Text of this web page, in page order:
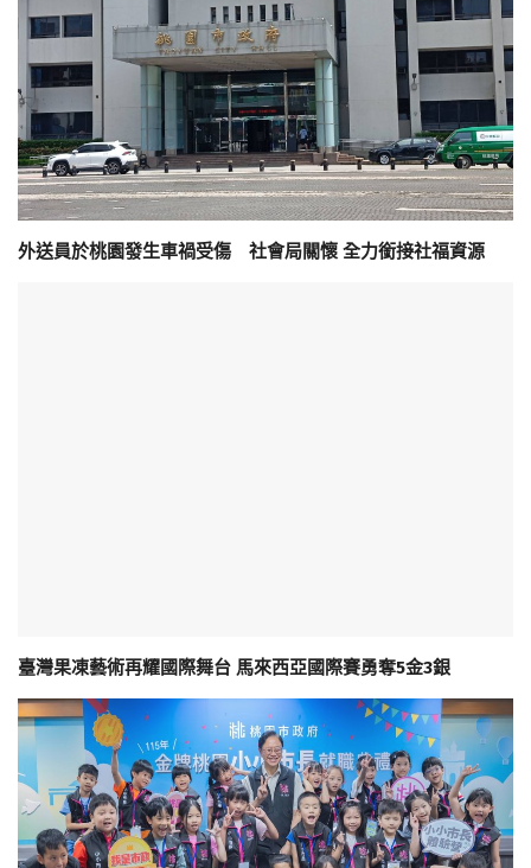
外送員於桃園發生車禍受傷 社會局關懷 全力銜接社福資源
臺灣果凍藝術再耀國際舞台 馬來西亞國際賽勇奪5金3銀